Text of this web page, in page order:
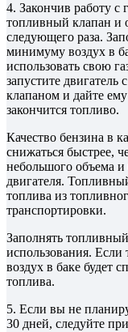
4. Закончив работу
топливный клапан
следующего раза.
минимуму воздух в
использовать свою
запустите
клапаном и дайте
закончится топливо.
Качество бензина в
снижаться быстрее,
небольшого объема и
двигателя.
топлива из
транспортировки.
Заполнять
использования. Если
воздух в баке будет
топлива.
5. Если вы не
30 дней, следуйте